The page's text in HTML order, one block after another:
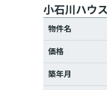
小石川ハウ
物件名
価格
築年月